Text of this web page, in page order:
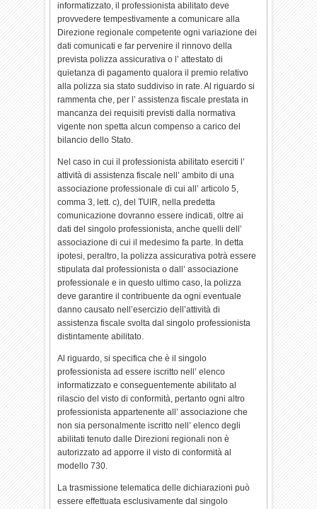
informatizzato, il professionista abilitato deve
provvedere tempestivamente a comunicare alla
Direzione regionale competente ogni variazione dei
dati comunicati e far pervenire il rinnovo della
prevista polizza assicurativa o l’ attestato di
quietanza di pagamento qualora il premio relativo
alla polizza sia stato suddiviso in rate. Al riguardo si
rammenta che, per l’ assistenza fiscale prestata in
mancanza dei requisiti previsti dalla normativa
vigente non spetta alcun compenso a carico del
bilancio dello Stato.
Nel caso in cui il professionista abilitato eserciti l’
attività di assistenza fiscale nell’ ambito di una
associazione professionale di cui all’ articolo 5,
comma 3, lett. c), del TUIR, nella predetta
comunicazione dovranno essere indicati, oltre ai
dati del singolo professionista, anche quelli dell’
associazione di cui il medesimo fa parte. In detta
ipotesi, peraltro, la polizza assicurativa potrà essere
stipulata dal professionista o dall’ associazione
professionale e in questo ultimo caso, la polizza
deve garantire il contribuente da ogni eventuale
danno causato nell’esercizio dell’attività di
assistenza fiscale svolta dal singolo professionista
distintamente abilitato.
Al riguardo, si specifica che è il singolo
professionista ad essere iscritto nell’ elenco
informatizzato e conseguentemente abilitato al
rilascio del visto di conformità, pertanto ogni altro
professionista appartenente all’ associazione che
non sia personalmente iscritto nell’ elenco degli
abilitati tenuto dalle Direzioni regionali non è
autorizzato ad apporre il visto di conformità al
modello 730.
La trasmissione telematica delle dichiarazioni può
essere effettuata esclusivamente dal singolo